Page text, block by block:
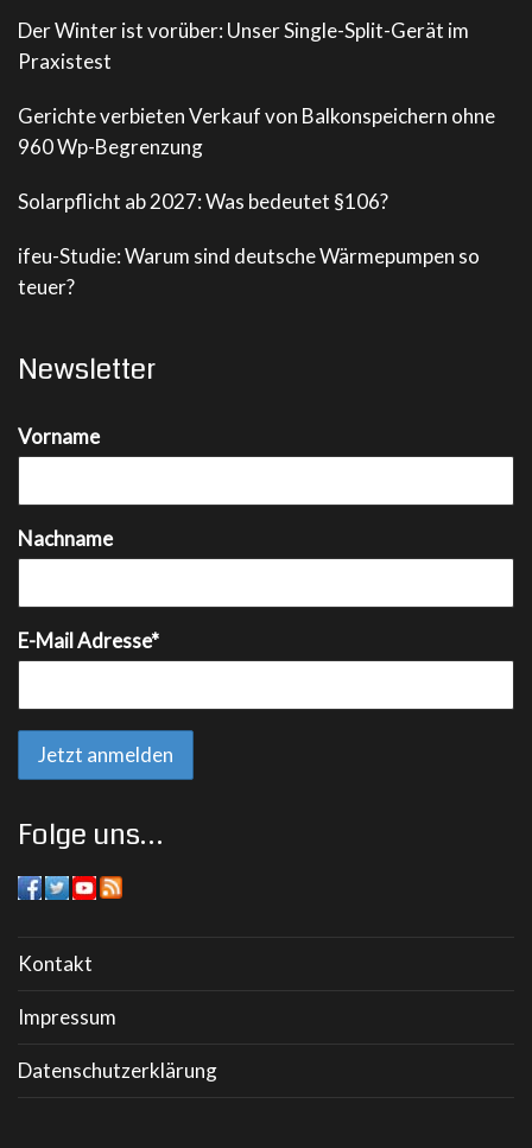
Der Winter ist vorüber: Unser Single-Split-Gerät im
Praxistest
Gerichte verbieten Verkauf von Balkonspeichern ohne
960 Wp-Begrenzung
Solarpflicht ab 2027: Was bedeutet §106?
ifeu-Studie: Warum sind deutsche Wärmepumpen so
teuer?
Newsletter
Vorname
Nachname
E-Mail Adresse*
Folge uns…
Kontakt
Impressum
Datenschutzerklärung